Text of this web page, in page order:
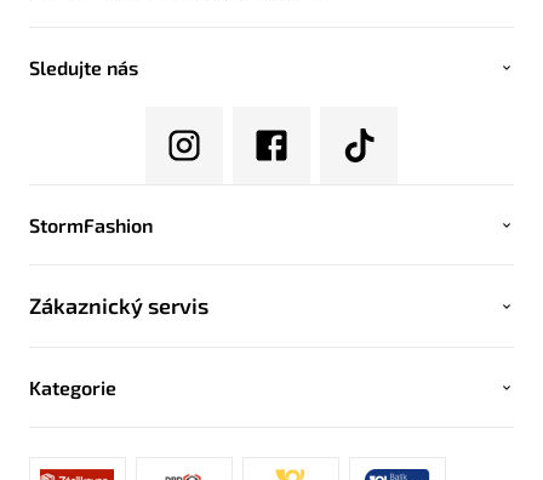
Sledujte nás
StormFashion
Zákaznický servis
Kategorie